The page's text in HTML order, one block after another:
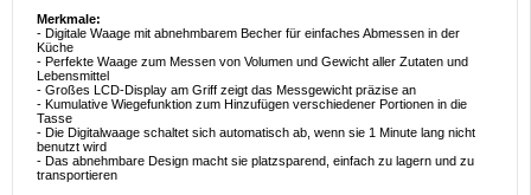
Merkmale:
- Digitale Waage mit abnehmbarem Becher für einfaches Abmessen in der
Küche
- Perfekte Waage zum Messen von Volumen und Gewicht aller Zutaten und
Lebensmittel
- Großes LCD-Display am Griff zeigt das Messgewicht präzise an
- Kumulative Wiegefunktion zum Hinzufügen verschiedener Portionen in die
Tasse
- Die Digitalwaage schaltet sich automatisch ab, wenn sie 1 Minute lang nicht
benutzt wird
- Das abnehmbare Design macht sie platzsparend, einfach zu lagern und zu
transportieren